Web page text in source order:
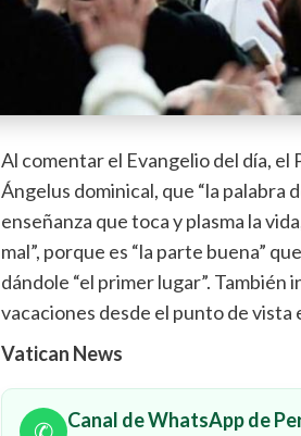
Al comentar el Evangelio del día, el
Ángelus dominical, que “la palabra
enseñanza que toca y plasma la
mal”, porque es “la parte buena”
dándole “el primer lugar”.
vacaciones desde el punto de vista
Vatican News
Canal de WhatsApp de